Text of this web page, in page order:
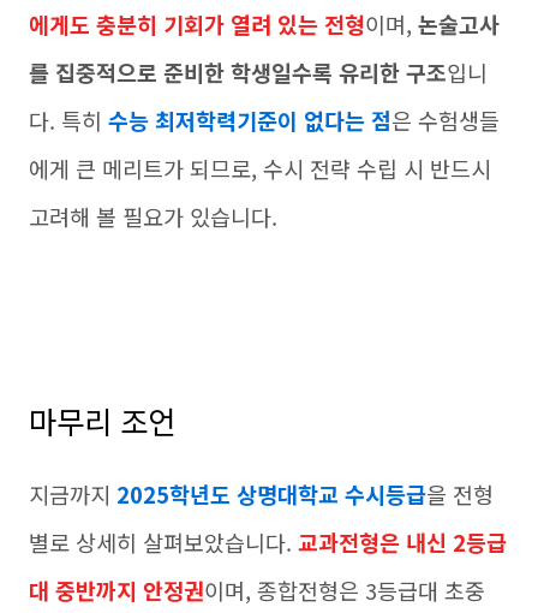
에게도 충분히 기회가 열려 있는 전형이며, 논술고사
를 집중적으로 준비한 학생일수록 유리한 구조입니
다. 특히 수능 최저학력기준이 없다는 점은 수험생들
에게 큰 메리트가 되므로, 수시 전략 수립 시 반드시
고려해 볼 필요가 있습니다.
마무리 조언
지금까지 2025학년도 상명대학교 수시등급을 전형
별로 상세히 살펴보았습니다. 교과전형은 내신 2등급
대 중반까지 안정권이며, 종합전형은 3등급대 초중